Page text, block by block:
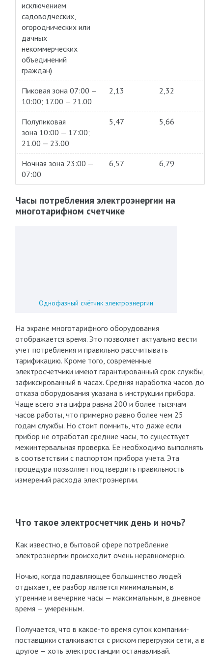
исключением
садоводческих,
огороднических или
дачных
некоммерческих
объединений
граждан)
Пиковая зона 07:00 —
10:00; 17.00 — 21.00
2,13 2,32
Полупиковая
зона 10:00 — 17:00;
21.00 — 23.00
5,47 5,66
Ночная зона 23:00 —
07:00
6,57 6,79
Часы потребления электроэнергии на
многотарифном счетчике
Однофазный счётчик электроэнергии
На экране многотарифного оборудования
отображается время. Это позволяет актуально вести
учет потребления и правильно рассчитывать
тарификацию. Кроме того, современные
электросчетчики имеют гарантированный срок службы,
зафиксированный в часах. Средняя наработка часов до
отказа оборудования указана в инструкции прибора.
Чаще всего эта цифра равна 200 и более тысячам
часов работы, что примерно равно более чем 25
годам службы. Но стоит помнить, что даже если
прибор не отработал средние часы, то существует
межинтервальная проверка. Ее необходимо выполнять
в соответствии с паспортом прибора учета. Эта
процедура позволяет подтвердить правильность
измерений расхода электроэнергии.
Что такое электросчетчик день и ночь?
Как известно, в бытовой сфере потребление
электроэнергии происходит очень неравномерно.
Ночью, когда подавляющее большинство людей
отдыхает, ее разбор является минимальным, в
утренние и вечерние часы — максимальным, в дневное
время — умеренным.
Получается, что в какое-то время суток компании-
поставщики сталкиваются с риском перегрузки сети, а в
другое — хоть электростанции останавливай.